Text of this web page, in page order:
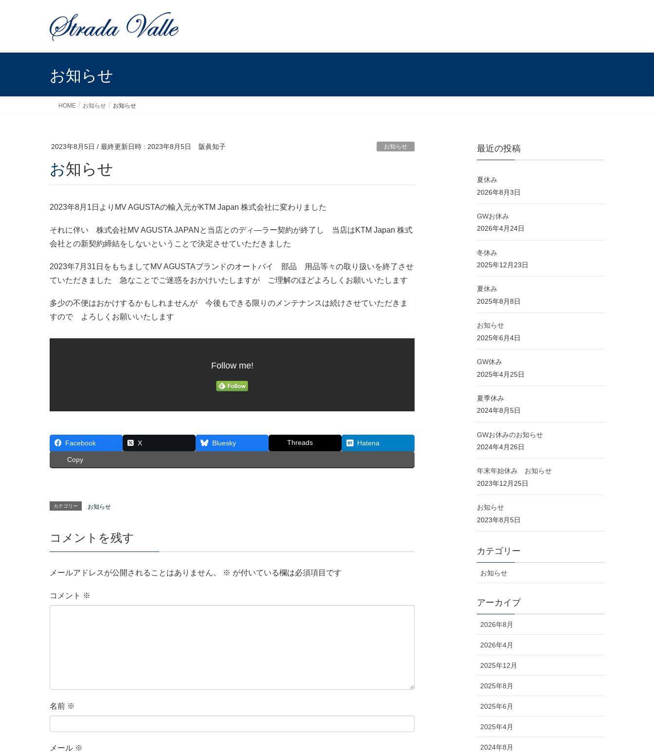
お知らせ
HOME お知らせ お知らせ
2023年8月5日 / 最終更新日時 : 2023年8月5日 阪眞知子 お知らせ
お知らせ
2023年8月1日よりMV AGUSTAの輸入元がKTM Japan 株式会社に変わりました
それに伴い 株式会社MV AGUSTA JAPANと当店とのディ―ラー契約が終了し 当店はKTM Japan 株式
会社との新契約締結をしないということで決定させていただきました
2023年7月31日をもちましてMV AGUSTAブランドのオートバイ 部品 用品等々の取り扱いを終了させ
ていただきました 急なことでご迷惑をおかけいたしますが ご理解のほどよろしくお願いいたします
多少の不便はおかけするかもしれませんが 今後もできる限りのメンテナンスは続けさせていただきま
すので よろしくお願いいたします
Follow me!
Facebook X Bluesky Threads Hatena
Copy
カテゴリー お知らせ
コメントを残す
メールアドレスが公開されることはありません。 ※ が付いている欄は必須項目です
コメント ※
名前 ※
メール ※
最近の投稿
夏休み
2026年8月3日
GWお休み
2026年4月24日
冬休み
2025年12月23日
夏休み
2025年8月8日
お知らせ
2025年6月4日
GW休み
2025年4月25日
夏季休み
2024年8月5日
GWお休みのお知らせ
2024年4月26日
年末年始休み お知らせ
2023年12月25日
お知らせ
2023年8月5日
カテゴリー
お知らせ
アーカイブ
2026年8月
2026年4月
2025年12月
2025年8月
2025年6月
2025年4月
2024年8月